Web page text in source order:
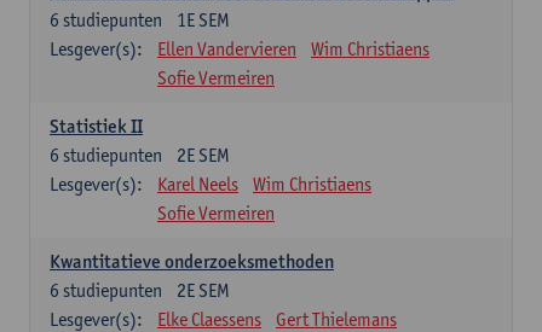
1E SEM
6 studiepunten
Lesgever(s):
Ellen Vandervieren
Wim Christiaens
Sofie Vermeiren
Statistiek II
2E SEM
6 studiepunten
Lesgever(s):
Karel Neels
Wim Christiaens
Sofie Vermeiren
Kwantitatieve onderzoeksmethoden
2E SEM
6 studiepunten
Lesgever(s):
Elke Claessens
Gert Thielemans